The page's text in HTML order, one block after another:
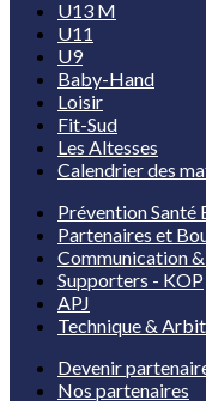
U13 M
U11
U9
Baby-Hand
Loisir
Fit-Sud
Les Altesses
Calendrier des
Prévention Santé
Partenaires et
Communication
Supporters - KOP
APJ
Technique &
Devenir
Nos partenaires